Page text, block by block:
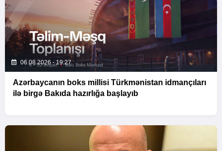
06.08.2026 - 19:27
Azərbaycanın boks millisi Türkmənistan idmançıları
ilə birgə Bakıda hazırlığa başlayıb